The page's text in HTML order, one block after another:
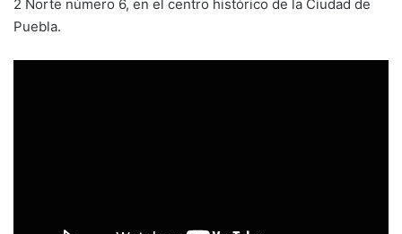
2 Norte número 6, en el centro histórico de la Ciudad de
Puebla.